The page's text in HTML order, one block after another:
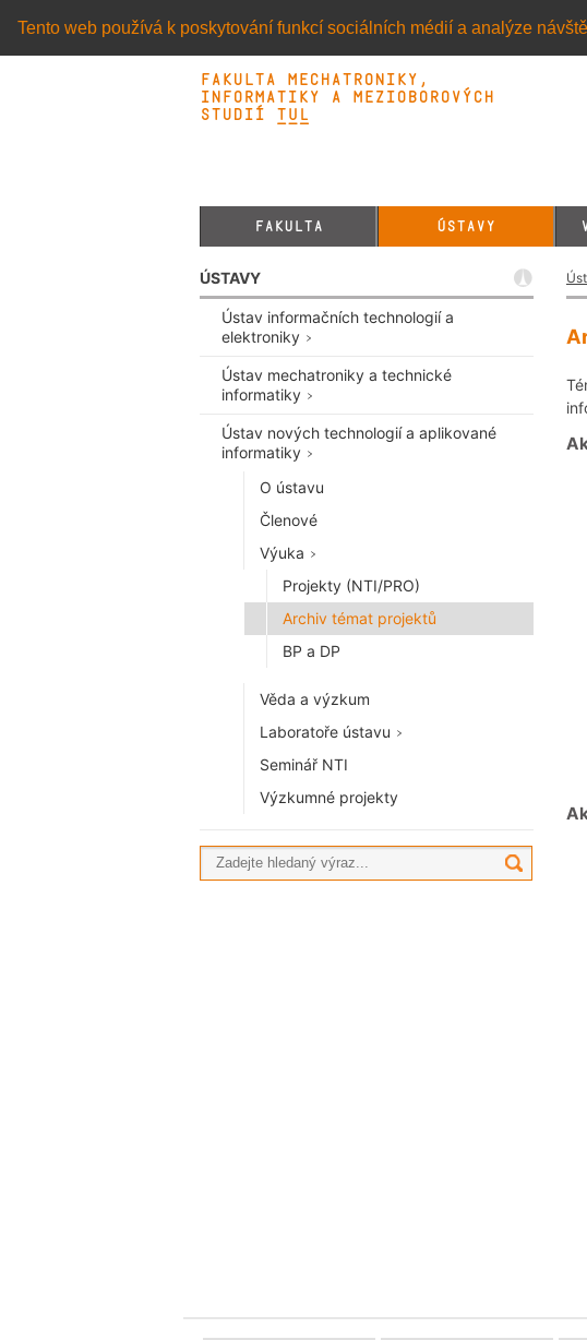
Tento web používá k poskytování funkcí sociálních médií a analýze
Fakulta mechatroniky,
informatiky a mezioborových
studií TUL&
FAKULTA ÚSTAVY
ÚSTAVY
Ústav informačních technologií a
elektroniky
Ústav mechatroniky a technické
informatiky
Ústav nových technologií a aplikované
informatiky
O ústavu
Členové
Výuka
Projekty (NTI/PRO)
Archiv témat projektů
BP a DP
Věda a výzkum
Laboratoře ústavu
Seminář NTI
Výzkumné projekty